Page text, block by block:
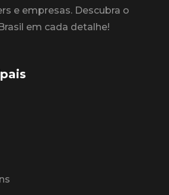
e empresas. Descubra o
em cada detalhe!